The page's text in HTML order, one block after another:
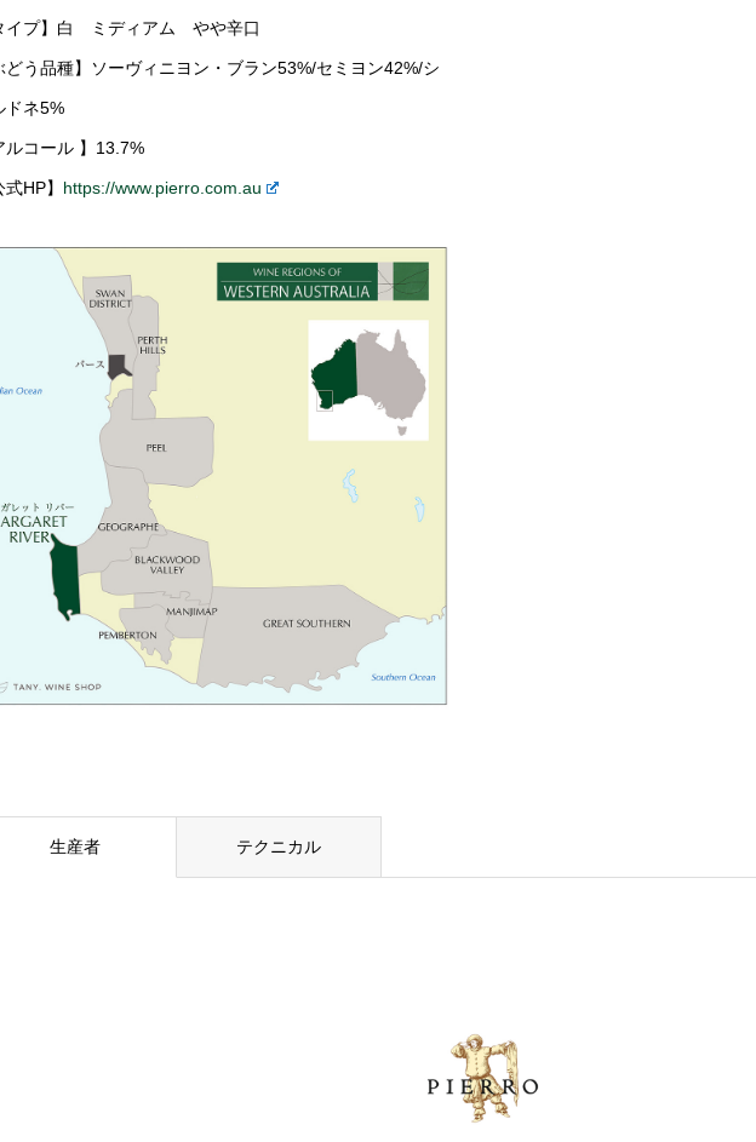
イプ】白 ミディアム やや辛口
どう品種】ソーヴィニヨン・ブラン53%/セミヨン42%/シ
ドネ5%
ルコール 】13.7%
HP】 https://www.pierro.com.au
生産者 テクニカル